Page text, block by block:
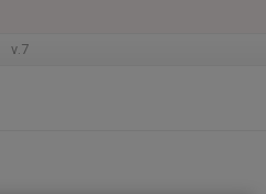
v.7